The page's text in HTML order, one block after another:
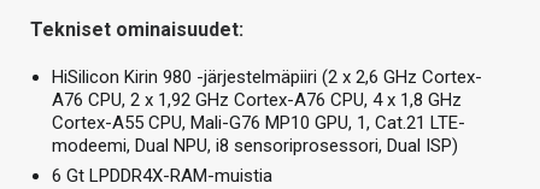
Tekniset ominaisuudet:
HiSilicon Kirin 980 -järjestelmäpiiri (2 x 2,6 GHz Cortex-
A76 CPU, 2 x 1,92 GHz Cortex-A76 CPU, 4 x 1,8 GHz
Cortex-A55 CPU, Mali-G76 MP10 GPU, 1, Cat.21 LTE-
modeemi, Dual NPU, i8 sensoriprosessori, Dual ISP)
6 Gt LPDDR4X-RAM-muistia